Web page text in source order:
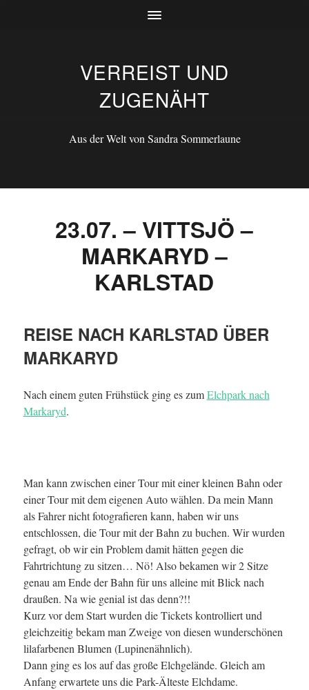
VERREIST UND
ZUGENÄHT
Aus der Welt von Sandra Sommerlaune
23.07. – VITTSJÖ –
MARKARYD –
KARLSTAD
REISE NACH KARLSTAD ÜBER
MARKARYD
Nach einem guten Frühstück ging es zumElchpark nach
Markaryd.
Man kann zwischen einer Tour mit einer kleinen Bahn oder
einer Tour mit dem eigenen Auto wählen. Da mein Mann
als Fahrer nicht fotografieren kann, haben wir uns
entschlossen, die Tour mit der Bahn zu buchen. Wir wurden
gefragt, ob wir ein Problem damit hätten gegen die
Fahrtrichtung zu sitzen… Nö! Also bekamen wir 2 Sitze
genau am Ende der Bahn für uns alleine mit Blick nach
draußen. Na wie genial ist das denn?!!
Kurz vor dem Start wurden die Tickets kontrolliert und
gleichzeitig bekam man Zweige von diesen wunderschönen
lilafarbenen Blumen (Lupinenähnlich).
Dann ging es los auf das große Elchgelände. Gleich am
Anfang erwartete uns die Park-Älteste Elchdame.